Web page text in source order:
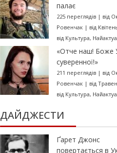
палає
225 переглядів| від
Ровенчак| від
від Культура,
«Отче наш! Боже
суверенної!»
211 переглядів| від
Ровенчак| від
від Культура,
ДАЙДЖЕСТИ
Ґарет Джонс
повертається в